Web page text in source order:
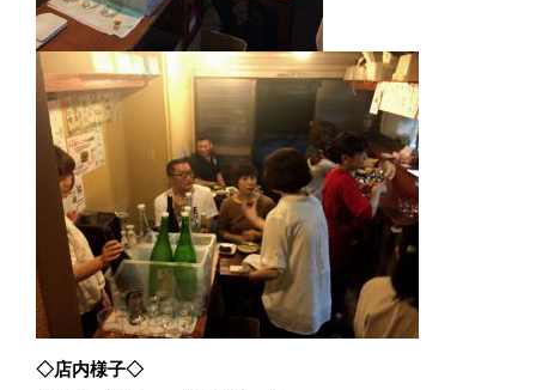
◇店内様子◇